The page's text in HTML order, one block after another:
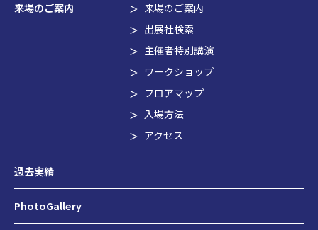
来場のご案内
来場のご案内
出展社検索
主催者特別講演
ワークショップ
フロアマップ
入場方法
アクセス
過去実績
PhotoGallery